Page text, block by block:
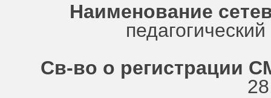
Наименование
Св-во о регистрации